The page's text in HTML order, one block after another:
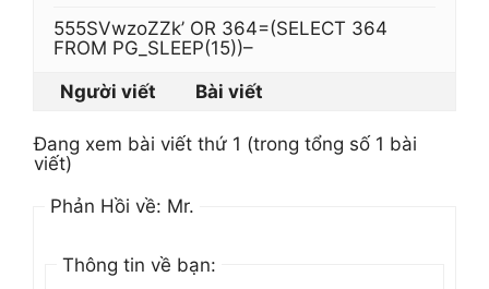
555SVwzoZZk’ OR 364=(SELECT 364
FROM PG_SLEEP(15))–
Người viết
Bài viết
Đang xem bài viết thứ 1 (trong tổng số 1 bài
viết)
Phản Hồi về: Mr.
Thông tin về bạn: